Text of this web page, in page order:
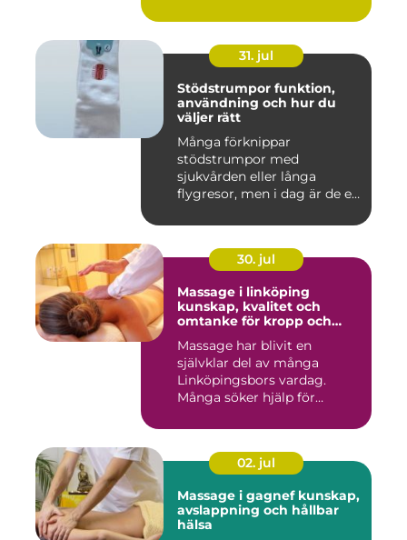
31. jul
Stödstrumpor funktion,
användning och hur du
väljer rätt
Många förknippar
stödstrumpor med
sjukvården eller långa
flygresor, men i dag är de ett
30. jul
Massage i linköping
kunskap, kvalitet och
omtanke för kropp och
Massage har blivit en
självklar del av många
Linköpingsbors vardag.
Många söker hjälp för
02. jul
Massage i gagnef kunskap,
avslappning och hållbar
hälsa